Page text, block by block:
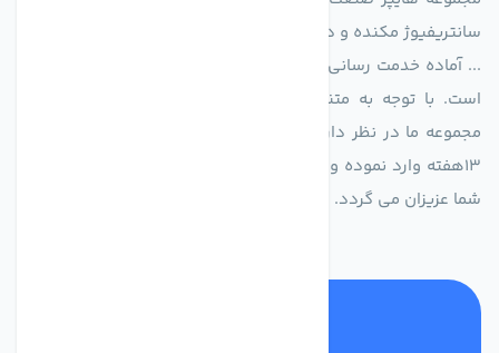
سانتریفیوژ مکنده و دمنده آکسیال، سقفی، بین کانالی، مرغداری و
... آماده خدمت رسانی به شرکت های تولیدی، صنعتی و ساختمانی
است. با توجه به متنوع بودن فن های تولیدی کمپانی اروپایی
مجموعه ما در نظر دارد کالاهای تخصصی شما عزیزان رو در صرف
13هفته وارد نموده و این عمر باعث صرفه جویی در هزینه و زمان
شما عزیزان می گردد.